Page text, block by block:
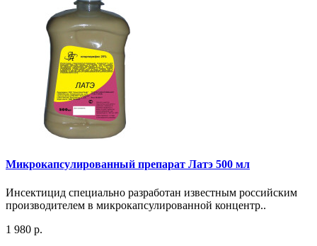
Микрокапсулированный препарат Латэ 500 мл
Инсектицид специально разработан известным российским
производителем в микрокапсулированной концентр..
1 980 р.